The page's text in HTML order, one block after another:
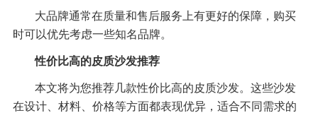
大品牌通常在质量和售后服务上有更好的保障，购买
时可以优先考虑一些知名品牌。
性价比高的皮质沙发推荐
本文将为您推荐几款性价比高的皮质沙发。这些沙发
在设计、材料、价格等方面都表现优异，适合不同需求的